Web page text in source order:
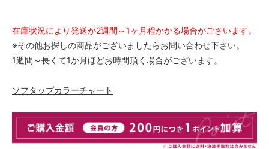
在庫状況により発送が2週間～1ヶ月程かかる場合がございます。
※その他お探しの商品がございましたらお問い合わせ下さい。
1週間～長くて1か月ほどお時間頂く場合がございます。
ソフタップカラーチャート